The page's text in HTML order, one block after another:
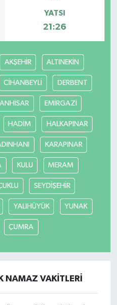
YATSI
21:26
AKŞEHİR ALTINEKİN
CİHANBEYLİ DERBENT
EMİRGAZİ
HADİM HALKAPINAR
KARAPINAR
KULU MERAM
SEYDİŞEHİR
YALIHÜYÜK YUNAK
ÇUMRA
NAMAZ VAKITLERI